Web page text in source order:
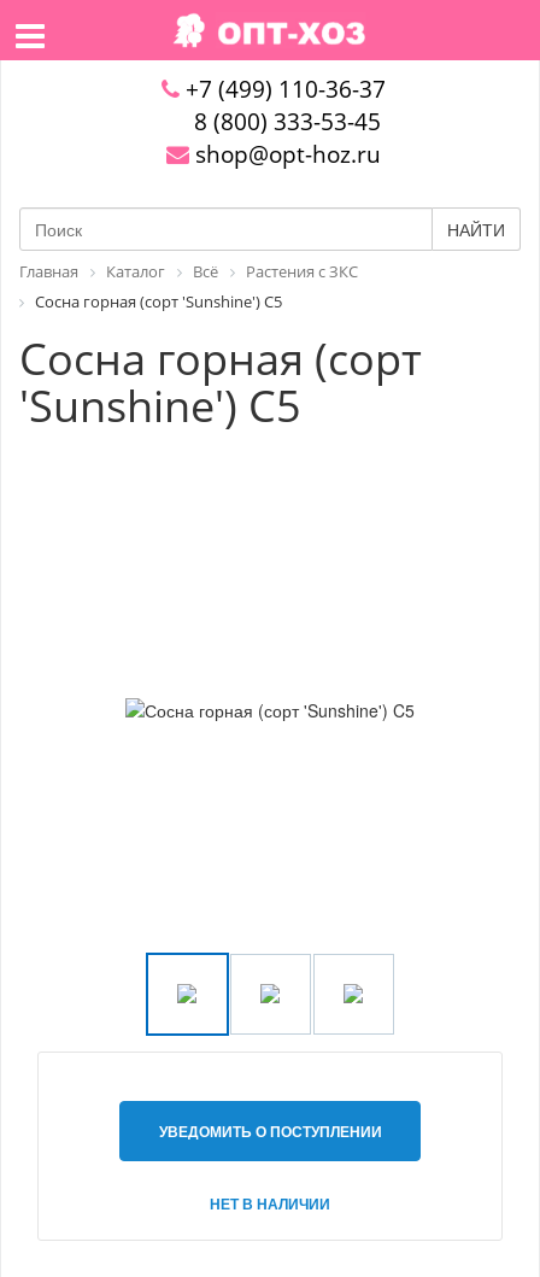
+7 (499) 110-36-37
8 (800) 333-53-45
shop@opt-hoz.ru
НАЙТИ
Главная Каталог Всё
Растения с ЗКС
Сосна горная (сорт 'Sunshine') C5
Сосна горная (сорт
'Sunshine') C5
УВЕДОМИТЬ О ПОСТУПЛЕНИИ
НЕТ В НАЛИЧИИ